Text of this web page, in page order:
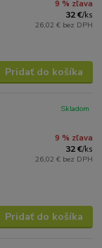
9 % zľava
32 €/ks
26,02 € bez DPH
Pridať do košíka
9 % zľava
32 €/ks
26,02 € bez DPH
Skladom
Pridať do košíka